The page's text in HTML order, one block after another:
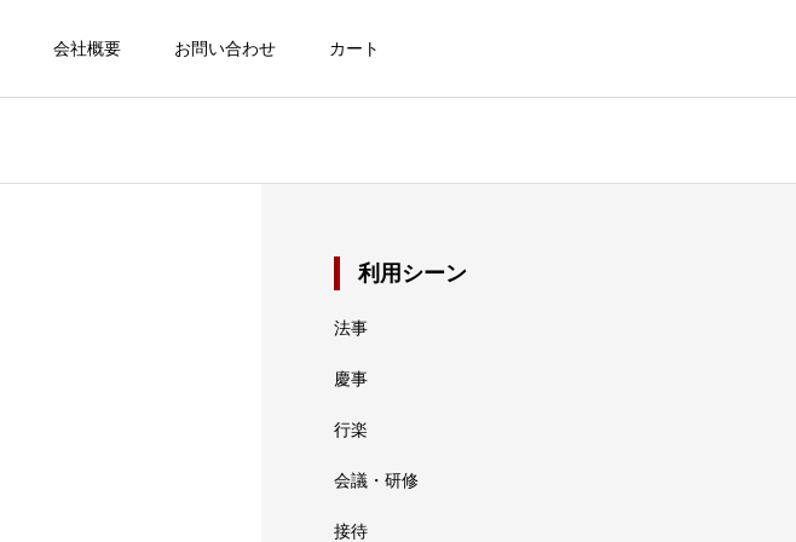
会社概要 お問い合わせ カート
利用シーン
法事
慶事
行楽
会議・研修
接待